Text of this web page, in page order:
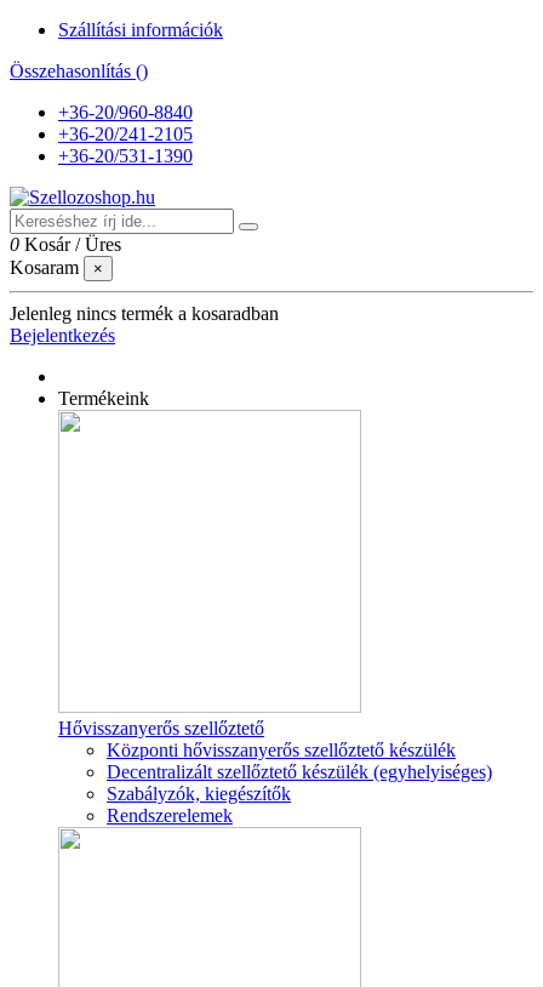
Szállítási információk
Összehasonlítás ()
+36-20/960-8840
+36-20/241-2105
+36-20/531-1390
0 Kosár /Üres
Kosaram
×
Jelenleg nincs termék a kosaradban
Bejelentkezés
Termékeink
Hővisszanyerős szellőztető
Központi hővisszanyerős szellőztető készülék
Decentralizált szellőztető készülék (egyhelyiséges)
Szabályzók, kiegészítők
Rendszerelemek